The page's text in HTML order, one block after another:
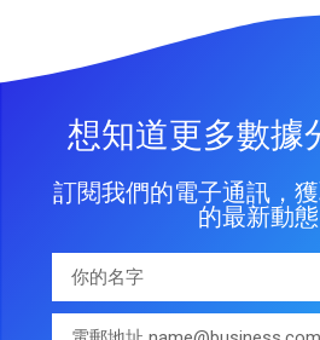
想知道更多數據
訂閱我們的電子通訊，
的最新動態